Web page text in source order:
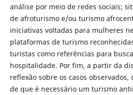
análise por meio de redes sociais;
de afroturismo e/ou turismo
iniciativas voltadas para mulheres
plataformas de turismo
turistas como referências para
hospitalidade. Por fim, a partir da
reflexão sobre os casos observados,
de que é necessário um turismo